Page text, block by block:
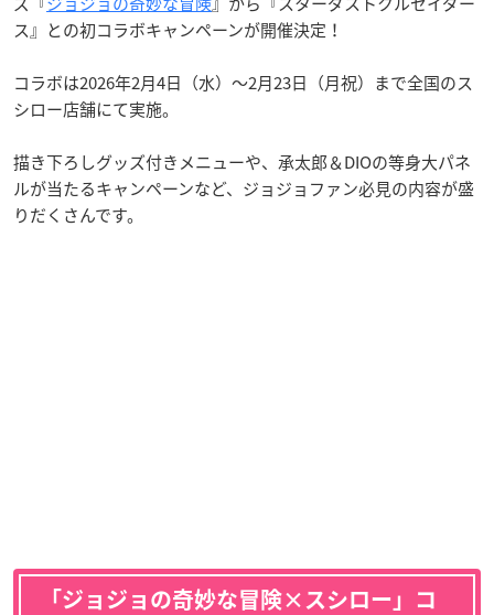
ス』との初コラボキャンペーンが開催決定！
コラボは2026年2月4日（水）〜2月23日（月祝）まで全国のス
シロー店舗にて実施。
描き下ろしグッズ付きメニューや、承太郎＆DIOの等身大パネ
ルが当たるキャンペーンなど、ジョジョファン必見の内容が盛
りだくさんです。
「ジョジョの奇妙な冒険×スシロー」コ